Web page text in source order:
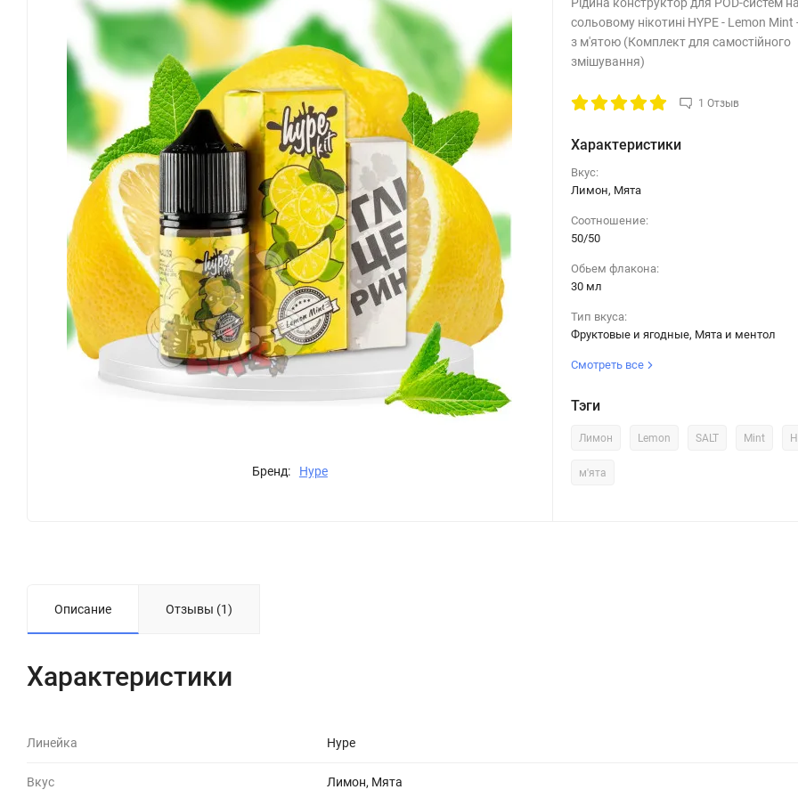
Бренд: Hype
сольовому нікотині HYPE - Lemon
з м'ятою (Комплект для самостійного
змішування)
1 Отзыв
Характеристики
Вкус:
Лимон, Мята
Соотношение:
50/50
Обьем флакона:
30 мл
Тип вкуса:
Фруктовые и ягодные, Мята и ментол
Смотреть все
Тэги
Лимон Lemon SALT Mint
м'ята
Описание Отзывы (1)
Характеристики
Линейка Hype
Вкус Лимон, Мята